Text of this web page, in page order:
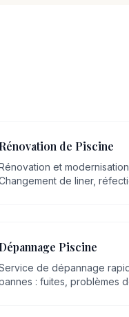
Rénovation de Piscine
et
de liner,
Dépannage Piscine
de dépannage
: fuites, problèmes